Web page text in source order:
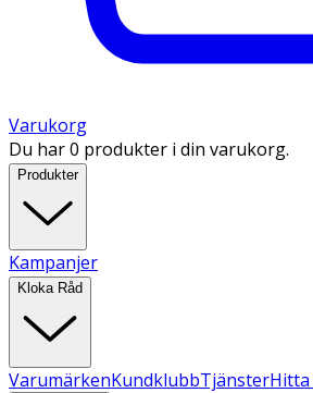
Varukorg
Du har 0 produkter i din varukorg.
Produkter
Kampanjer
Kloka Råd
VarumärkenKundklubbTjänster